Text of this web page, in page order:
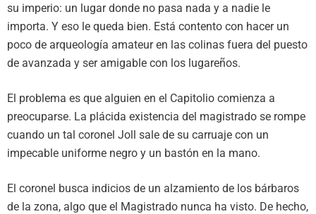
su imperio: un lugar donde no pasa nada y a nadie le
importa. Y eso le queda bien. Está contento con hacer un
poco de arqueología amateur en las colinas fuera del puesto
de avanzada y ser amigable con los lugareños.
El problema es que alguien en el Capitolio comienza a
preocuparse. La plácida existencia del magistrado se rompe
cuando un tal coronel Joll sale de su carruaje con un
impecable uniforme negro y un bastón en la mano.
El coronel busca indicios de un alzamiento de los bárbaros
de la zona, algo que el Magistrado nunca ha visto. De hecho,